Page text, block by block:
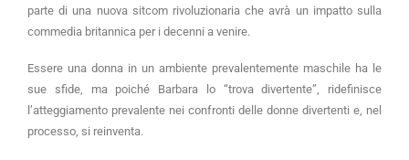
parte di una nuova sitcom rivoluzionaria che avrà un impatto sulla
commedia britannica per i decenni a venire.
Essere una donna in un ambiente prevalentemente maschile ha le
sue sfide, ma poiché Barbara lo “trova divertente”, ridefinisce
l’atteggiamento prevalente nei confronti delle donne divertenti e, nel
processo, si reinventa.